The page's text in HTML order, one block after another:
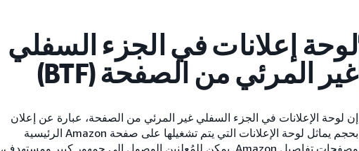
لوحة إعلانات في الجزء السفلي
غير المرئي من الصفحة (BTF)
إن لوحة الإعلانات في الجزء السفلي غير المرئي من الصفحة، عبارة عن إعلان
بحجم يماثل لوحة الإعلانات التي يتم تشغيلها على صفحة Amazon الرئيسية
وصفحات تفاصيل Amazon. يمكن للمُعلنين الوصول إلى جمهور كبير ومستهدف،